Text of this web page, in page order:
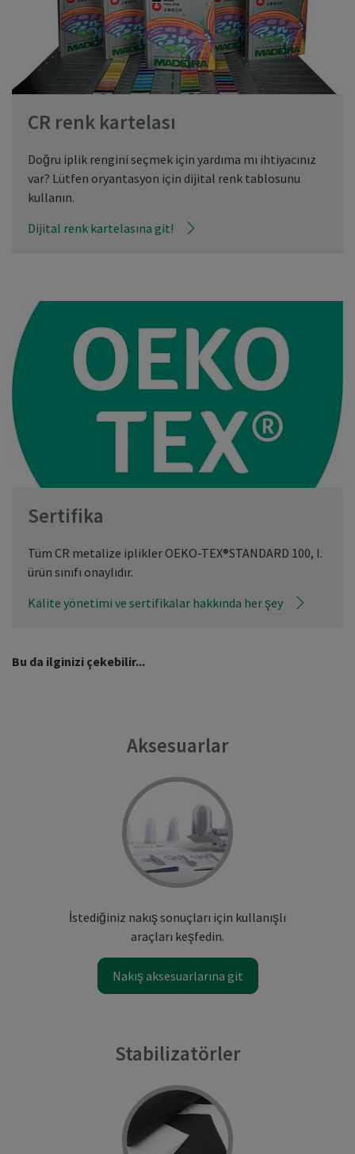
CR renk kartelası
Doğru iplik rengini seçmek için yardıma mı ihtiyacınız
var? Lütfen oryantasyon için dijital renk tablosunu
kullanın.
Dijital renk kartelasına git!
Sertifika
Tüm CR metalize iplikler OEKO-TEX®STANDARD 100, I.
ürün sınıfı onaylıdır.
Kalite yönetimi ve sertifikalar hakkında her şey
Bu da ilginizi çekebilir...
Aksesuarlar
İstediğiniz nakış sonuçları için kullanışlı
araçları keşfedin.
Nakış aksesuarlarına git
Stabilizatörler